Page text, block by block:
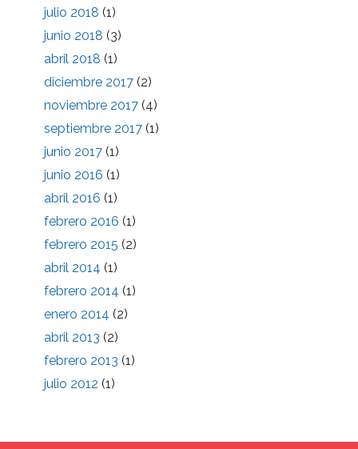
julio 2018 (1)
junio 2018 (3)
abril 2018 (1)
diciembre 2017 (2)
noviembre 2017 (4)
septiembre 2017 (1)
junio 2017 (1)
junio 2016 (1)
abril 2016 (1)
febrero 2016 (1)
febrero 2015 (2)
abril 2014 (1)
febrero 2014 (1)
enero 2014 (2)
abril 2013 (2)
febrero 2013 (1)
julio 2012 (1)